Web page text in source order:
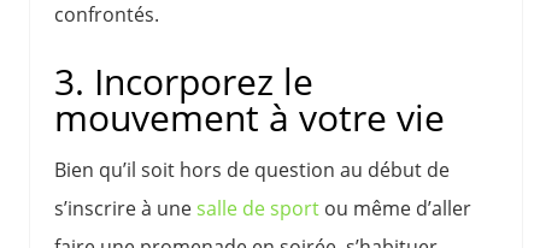
confrontés.
3. Incorporez le
mouvement à votre vie
Bien qu’il soit hors de question au début de
s’inscrire à unesalle de sport ou même d’aller